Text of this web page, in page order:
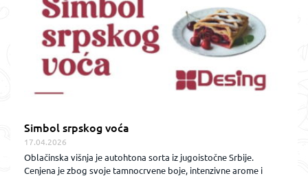
Simbol srpskog voća
17.04.2026
Oblačinska višnja je autohtona sorta iz jugoistočne Srbije.
Cenjena je zbog svoje tamnocrvene boje, intenzivne arome i